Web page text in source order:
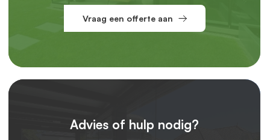
Vraag een offerte aan
Advies of hulp nodig?